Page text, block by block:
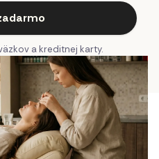
a kreditnej karty.